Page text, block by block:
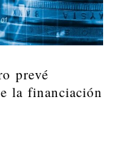
prevé
la financiación